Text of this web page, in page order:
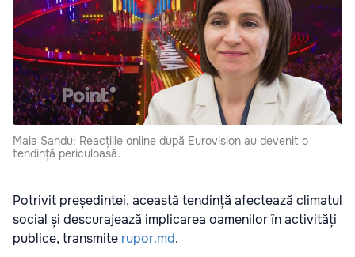
Maia Sandu: Reacțiile online după Eurovision au devenit o
tendință periculoasă.
Potrivit președintei, această tendință afectează climatul
social și descurajează implicarea oamenilor în activități
publice, transmite rupor.md.